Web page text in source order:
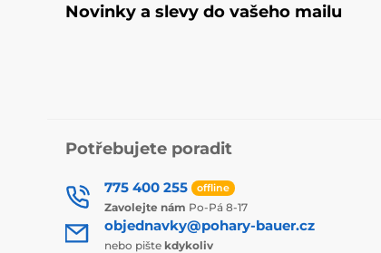
Novinky a slevy do vašeho mailu
Potřebujete poradit
775 400 255 offline
Zavolejte nám Po-Pá 8-17
objednavky@pohary-bauer.cz
nebo pište kdykoliv